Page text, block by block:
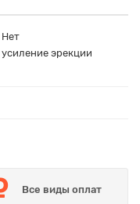
Нет
усиление эрекции
Все виды оплат